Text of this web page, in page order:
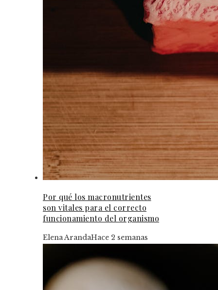
Por qué los macronutrientes
son vitales para el correcto
funcionamiento del organismo
Elena ArandaHace 2 semanas